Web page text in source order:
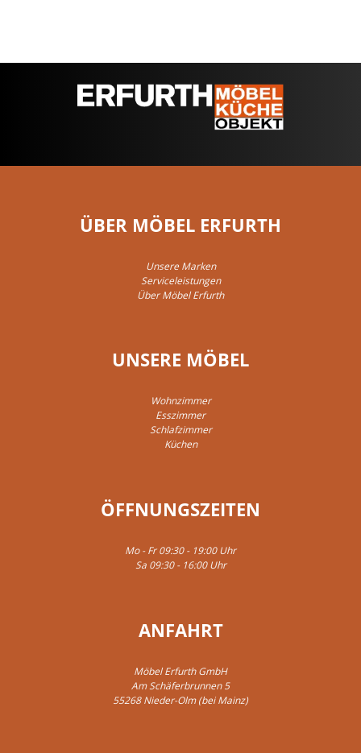
ÜBER MÖBEL ERFURTH
Unsere Marken
Serviceleistungen
Über Möbel Erfurth
UNSERE MÖBEL
Wohnzimmer
Esszimmer
Schlafzimmer
Küchen
ÖFFNUNGSZEITEN
Mo - Fr 09:30 - 19:00 Uhr
Sa 09:30 - 16:00 Uhr
ANFAHRT
Möbel Erfurth GmbH
Am Schäferbrunnen 5
55268 Nieder-Olm (bei Mainz)